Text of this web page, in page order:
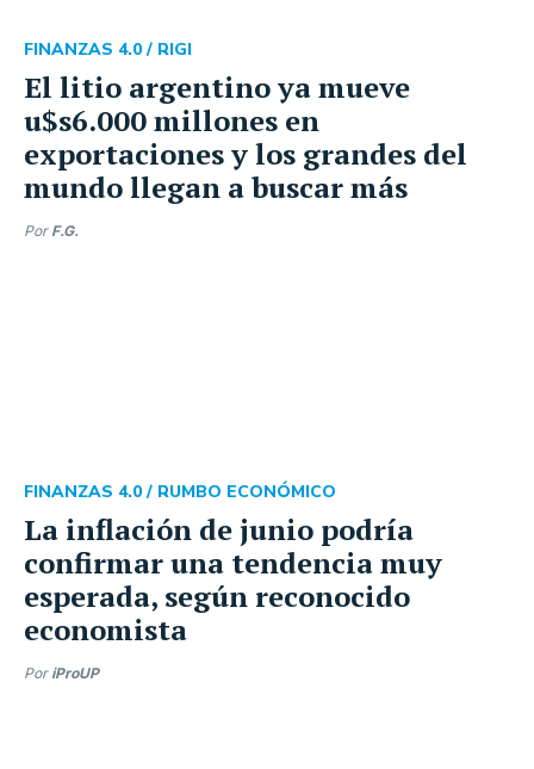
El litio argentino ya mueve
u$s6.000 millones en
exportaciones y los grandes del
mundo llegan a buscar más
FINANZAS 4.0 / RIGI
Por F.G.
La inflación de junio podría
confirmar una tendencia muy
esperada, según reconocido
economista
FINANZAS 4.0 / RUMBO ECONÓMICO
Por iProUP